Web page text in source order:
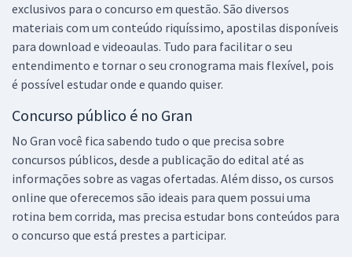
exclusivos para o concurso em questão. São diversos
materiais com um conteúdo riquíssimo, apostilas disponíveis
para download e videoaulas. Tudo para facilitar o seu
entendimento e tornar o seu cronograma mais flexível, pois
é possível estudar onde e quando quiser.
Concurso público é no Gran
No Gran você fica sabendo tudo o que precisa sobre
concursos públicos, desde a publicação do edital até as
informações sobre as vagas ofertadas. Além disso, os cursos
online que oferecemos são ideais para quem possui uma
rotina bem corrida, mas precisa estudar bons conteúdos para
o concurso que está prestes a participar.